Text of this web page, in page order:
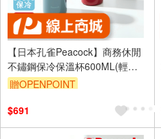
【日本孔雀Peacock】商務休閒
不鏽鋼保冷保溫杯600ML(輕量
化設計)-任選色
贈OPENPOINT
$691